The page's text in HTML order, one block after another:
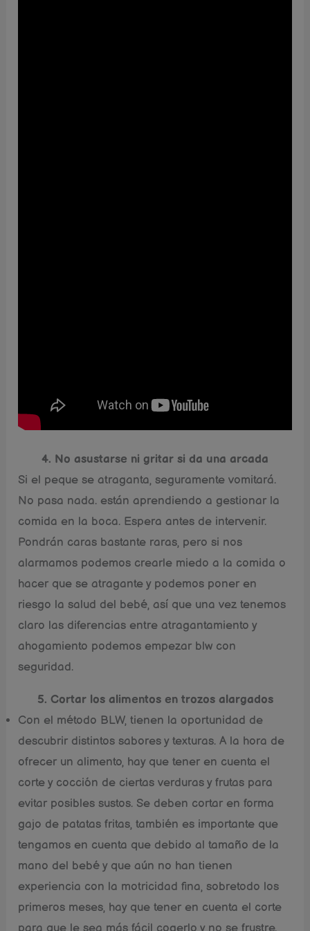
4. No asustarse ni gritar si da una arcada
Si el peque se atraganta, seguramente vomitará.
No pasa nada. están aprendiendo a gestionar la
comida en la boca. Espera antes de intervenir.
Pondrán caras bastante raras, pero si nos
alarmamos podemos crearle miedo a la comida o
hacer que se atragante y podemos poner en
riesgo la salud del bebé, así que una vez tenemos
claro las diferencias entre atragantamiento y
ahogamiento podemos empezar blw con
seguridad.
5. Cortar los alimentos en trozos alargados
Con el método BLW, tienen la oportunidad de
descubrir distintos sabores y texturas. A la hora de
ofrecer un alimento, hay que tener en cuenta el
corte y cocción de ciertas verduras y frutas para
evitar posibles sustos. Se deben cortar en forma
gajo de patatas fritas, también es importante que
tengamos en cuenta que debido al tamaño de la
mano del bebé y que aún no han tienen
experiencia con la motricidad fina, sobretodo los
primeros meses, hay que tener en cuenta el corte
para que le sea más fácil cogerlo y no se frustre.